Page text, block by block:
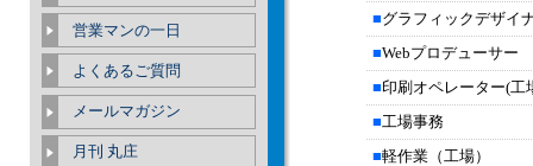
営業マンの一日
よくあるご質問
メールマガジン
月刊 丸庄
■グラフィックデザイ
■Webプロデューサー
■印刷オペレーター(工
■工場事務
■軽作業（工場）